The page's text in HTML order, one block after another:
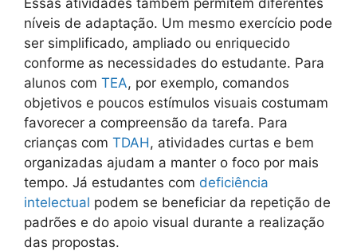
níveis de adaptação. Um mesmo exercício pode
ser simplificado, ampliado ou enriquecido
conforme as necessidades do estudante. Para
alunos com TEA, por exemplo, comandos
objetivos e poucos estímulos visuais costumam
favorecer a compreensão da tarefa. Para
crianças com TDAH, atividades curtas e bem
organizadas ajudam a manter o foco por mais
tempo. Já estudantes com deficiência
intelectual podem se beneficiar da repetição de
padrões e do apoio visual durante a realização
das propostas.